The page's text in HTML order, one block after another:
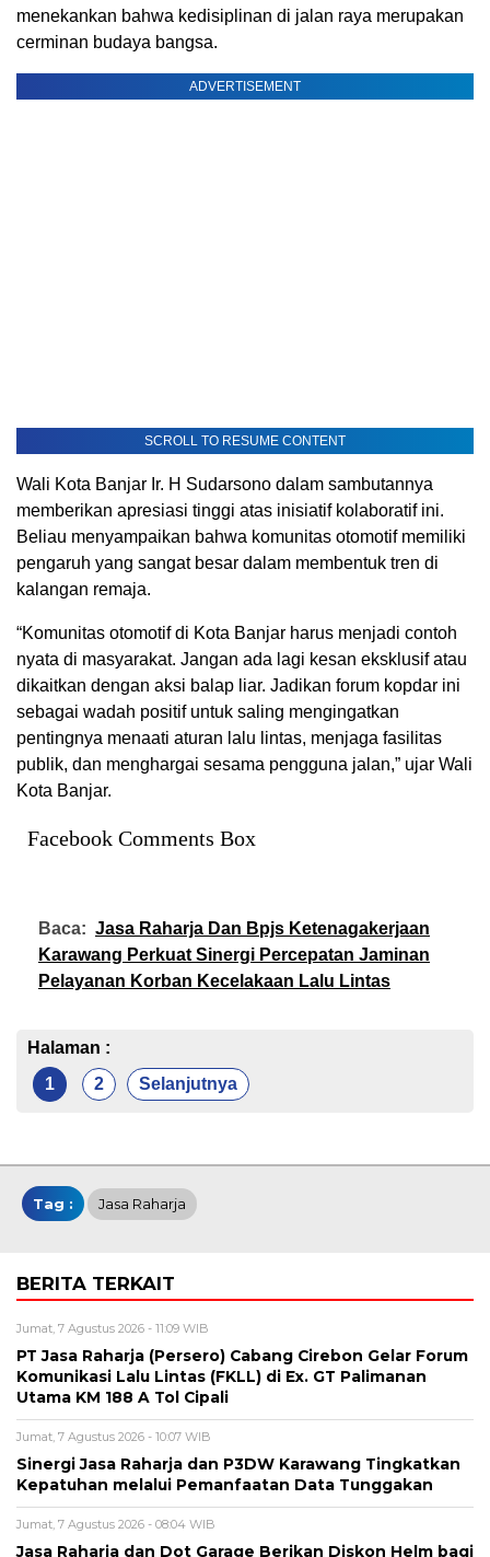
menekankan bahwa kedisiplinan di jalan raya merupakan
cerminan budaya bangsa.
ADVERTISEMENT
SCROLL TO RESUME CONTENT
Wali Kota Banjar Ir. H Sudarsono dalam sambutannya
memberikan apresiasi tinggi atas inisiatif kolaboratif ini.
Beliau menyampaikan bahwa komunitas otomotif memiliki
pengaruh yang sangat besar dalam membentuk tren di
kalangan remaja.
“Komunitas otomotif di Kota Banjar harus menjadi contoh
nyata di masyarakat. Jangan ada lagi kesan eksklusif atau
dikaitkan dengan aksi balap liar. Jadikan forum kopdar ini
sebagai wadah positif untuk saling mengingatkan
pentingnya menaati aturan lalu lintas, menjaga fasilitas
publik, dan menghargai sesama pengguna jalan,” ujar Wali
Kota Banjar.
Facebook Comments Box
Baca: Jasa Raharja Dan Bpjs Ketenagakerjaan
Karawang Perkuat Sinergi Percepatan Jaminan
Pelayanan Korban Kecelakaan Lalu Lintas
Halaman :
1
2 Selanjutnya
Tag : Jasa Raharja
BERITA TERKAIT
Jumat, 7 Agustus 2026 - 11:09 WIB
PT Jasa Raharja (Persero) Cabang Cirebon Gelar Forum
Komunikasi Lalu Lintas (FKLL) di Ex. GT Palimanan
Utama KM 188 A Tol Cipali
Jumat, 7 Agustus 2026 - 10:07 WIB
Sinergi Jasa Raharja dan P3DW Karawang Tingkatkan
Kepatuhan melalui Pemanfaatan Data Tunggakan
Jumat, 7 Agustus 2026 - 08:04 WIB
Jasa Raharja dan Dot Garage Berikan Diskon Helm bagi